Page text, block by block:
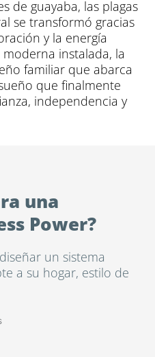
de guayaba, las plagas
se transformó gracias
y la energía
instalada, la
familiar que abarca
que finalmente
independencia y
una
Power?
un sistema
a su hogar, estilo de